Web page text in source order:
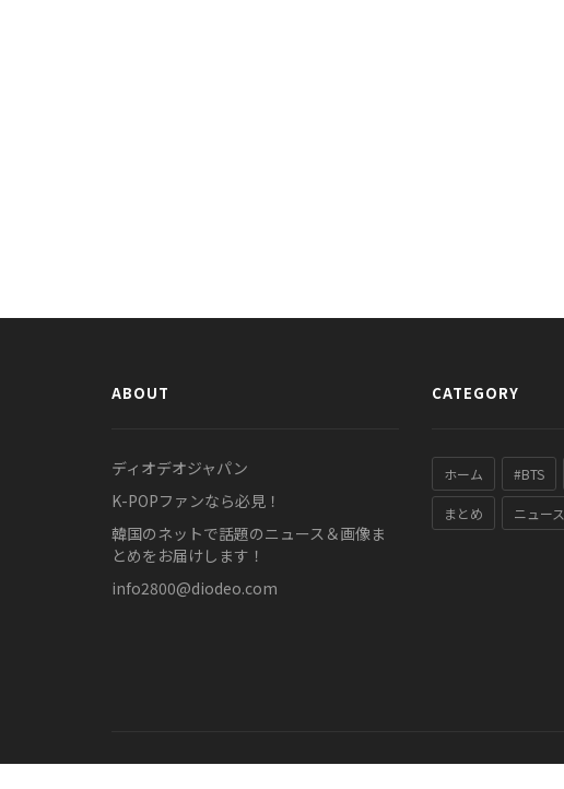
ABOUT
ディオデオジャパン
K-POPファンなら必見！
韓国のネットで話題のニュース＆画像ま
とめをお届けします！
info2800@diodeo.com
CATEGORY
ホーム #BTS
まとめ ニュース